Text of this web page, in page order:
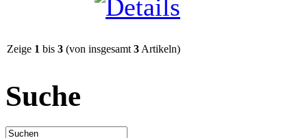
Zeige 1 bis 3 (von insgesamt 3 Artikeln)
Suche